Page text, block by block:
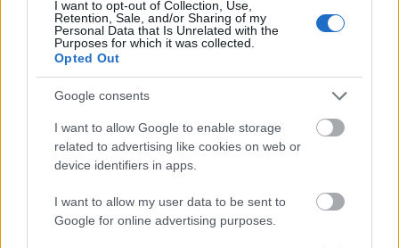
I want to opt-out of Collection, Use,
Retention, Sale, and/or Sharing of my
Personal Data that Is Unrelated with the
Purposes for which it was collected.
Opted Out
Google consents
I want to allow Google to enable storage
related to advertising like cookies on web or
device identifiers in apps.
I want to allow my user data to be sent to
Google for online advertising purposes.
3-3-3 rule: Ο κανόνας που θα αλλάξει τον τρόπο
που ντύνεσαι